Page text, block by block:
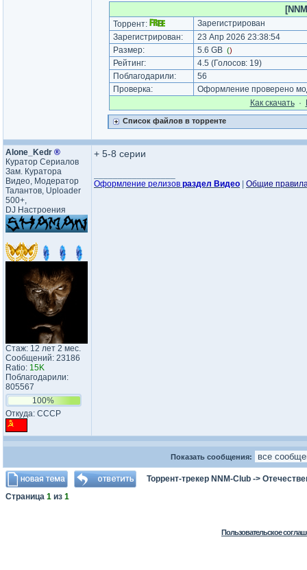
Торрент:
Зарегистрирован
Зарегистрирован:
23 Апр 2026 23:38:54
Размер:
5.6 GB ()
Рейтинг: 4.5 (Голосов: 19)
Поблагодарили:
56
Проверка:
Оформление проверено
Как cкачать·
Список файлов в торренте
Alone_Kedr ®
Куратор Сериалов
Зам. Куратора
Видео, Модератор
Талантов, Uploader
500+,
DJ Настроения
Стаж: 12 лет 2 мес.
Сообщений: 23186
Ratio: 15K
Поблагодарили:
805567
100%
Откуда: CCCP
+ 5-8 серии
Оформление релизов раздел Видео Общие
Показать сообщения:
Торрент-трекер NNM-Club ->
Страница 1 из 1
Пользовательское